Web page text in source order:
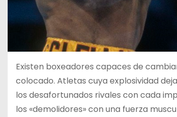
Existen boxeadores capaces de
colocado. Atletas cuya explosividad
los desafortunados rivales con cada
los «demolidores» con una fuerza